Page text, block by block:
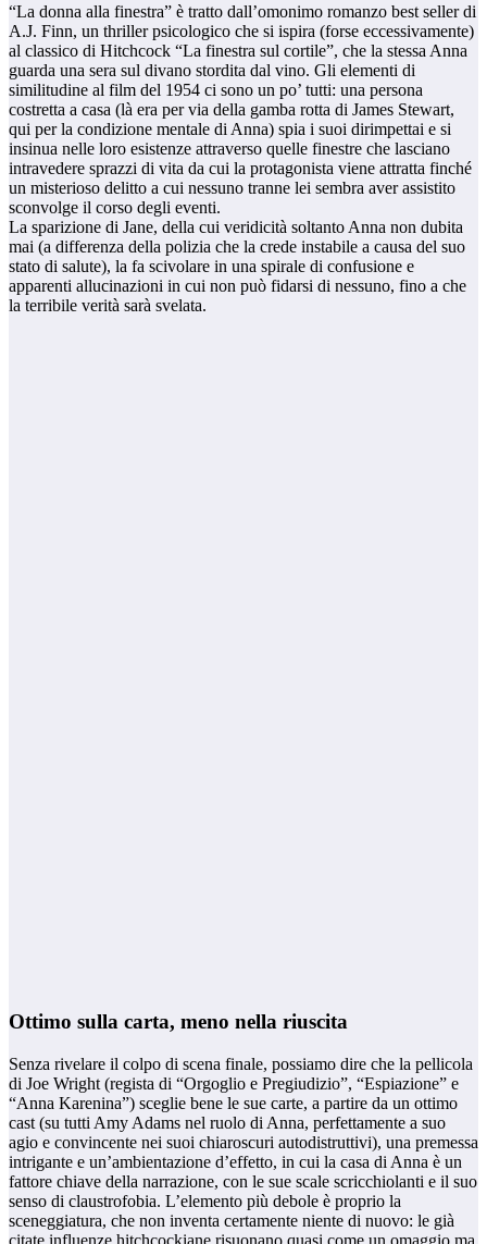
“La donna alla finestra” è tratto dall’omonimo romanzo best seller di
A.J. Finn, un thriller psicologico che si ispira (forse eccessivamente)
al classico di Hitchcock “La finestra sul cortile”, che la stessa Anna
guarda una sera sul divano stordita dal vino. Gli elementi di
similitudine al film del 1954 ci sono un po’ tutti: una persona
costretta a casa (là era per via della gamba rotta di James Stewart,
qui per la condizione mentale di Anna) spia i suoi dirimpettai e si
insinua nelle loro esistenze attraverso quelle finestre che lasciano
intravedere sprazzi di vita da cui la protagonista viene attratta finché
un misterioso delitto a cui nessuno tranne lei sembra aver assistito
sconvolge il corso degli eventi.
La sparizione di Jane, della cui veridicità soltanto Anna non dubita
mai (a differenza della polizia che la crede instabile a causa del suo
stato di salute), la fa scivolare in una spirale di confusione e
apparenti allucinazioni in cui non può fidarsi di nessuno, fino a che
la terribile verità sarà svelata.
Ottimo sulla carta, meno nella riuscita
Senza rivelare il colpo di scena finale, possiamo dire che la pellicola
di Joe Wright (regista di “Orgoglio e Pregiudizio”, “Espiazione” e
“Anna Karenina”) sceglie bene le sue carte, a partire da un ottimo
cast (su tutti Amy Adams nel ruolo di Anna, perfettamente a suo
agio e convincente nei suoi chiaroscuri autodistruttivi), una premessa
intrigante e un’ambientazione d’effetto, in cui la casa di Anna è un
fattore chiave della narrazione, con le sue scale scricchiolanti e il suo
senso di claustrofobia. L’elemento più debole è proprio la
sceneggiatura, che non inventa certamente niente di nuovo: le già